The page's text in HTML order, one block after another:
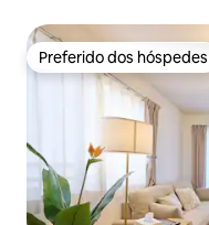
Preferido dos hóspedes
Preferido dos hóspedes